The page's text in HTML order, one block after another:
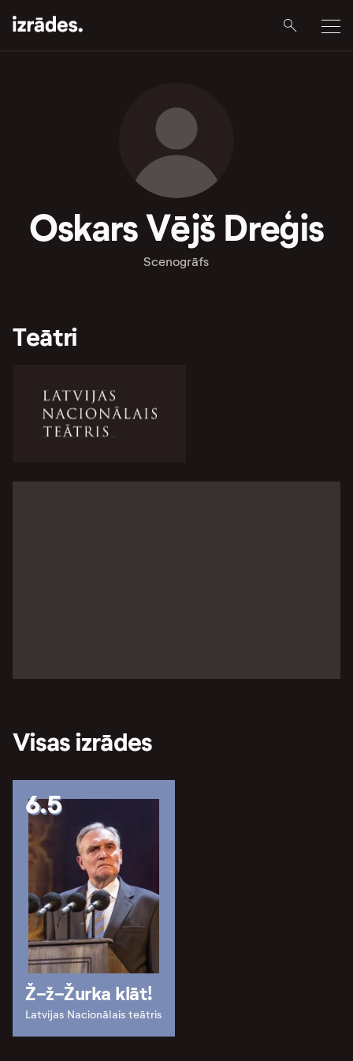
Oskars Vējš Dreģis
Scenogrāfs
Teātri
Visas izrādes
6.5
Ž-ž-Žurka klāt!
Latvijas Nacionālais teātris